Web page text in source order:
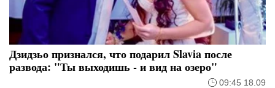
Дзидзьо признался, что подарил Slavia после
развода: "Ты выходишь - и вид на озеро"
09:45 18.09